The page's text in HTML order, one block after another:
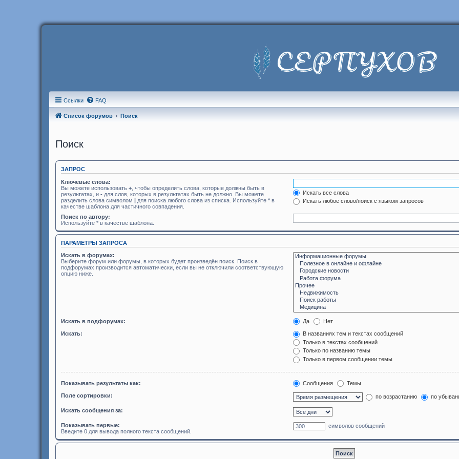
Ссылки FAQ
Список форумов Поиск
Поиск
ЗАПРОС
Ключевые слова:
Вы можете использовать + , чтобы определить слова, которые должны быть в
результатах, и - для слов, которых в результатах быть не должно. Вы можете
разделить слова символом | для поиска любого слова из списка. Используйте * в
качестве шаблона для частичного совпадения.
Искать все слова
Искать любое слово/поиск с языком запросов
Поиск по автору:
Используйте * в качестве шаблона.
ПАРАМЕТРЫ ЗАПРОСА
Искать в форумах:
Выберите форум или форумы, в которых будет произведён поиск. Поиск в
подфорумах производится автоматически, если вы не отключили соответствующую
опцию ниже.
Искать в подфорумах: Да Нет
Искать:
В названиях тем и текстах сообщений
Только в текстах сообщений
Только по названию темы
Только в первом сообщении темы
Показывать результаты как: Сообщения Темы
Поле сортировки: по возрастанию по
Искать сообщения за:
Показывать первые:
Введите 0 для вывода полного текста сообщений.
символов сообщений